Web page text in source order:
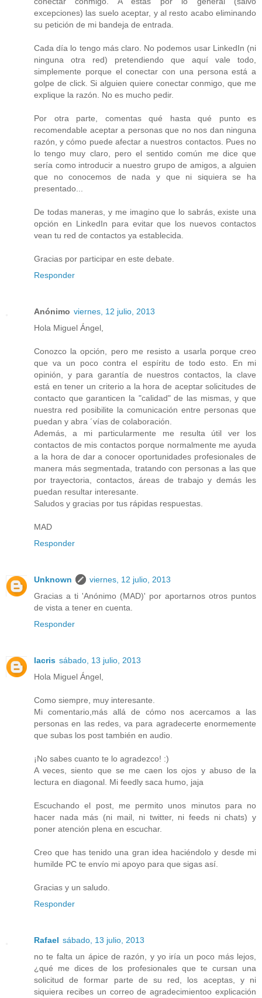
excepciones) las suelo aceptar, y al resto acabo eliminando
su petición de mi bandeja de entrada.
Cada día lo tengo más claro. No podemos usar LinkedIn (ni
ninguna otra red) pretendiendo que aquí vale todo,
simplemente porque el conectar con una persona está a
golpe de click. Si alguien quiere conectar conmigo, que me
explique la razón. No es mucho pedir.
Por otra parte, comentas qué hasta qué punto es
recomendable aceptar a personas que no nos dan ninguna
razón, y cómo puede afectar a nuestros contactos. Pues no
lo tengo muy claro, pero el sentido común me dice que
sería como introducir a nuestro grupo de amigos, a alguien
que no conocemos de nada y que ni siquiera se ha
presentado...
De todas maneras, y me imagino que lo sabrás, existe una
opción en LinkedIn para evitar que los nuevos contactos
vean tu red de contactos ya establecida.
Gracias por participar en este debate.
Responder
Anónimo viernes, 12 julio, 2013
Hola Miguel Ángel,
Conozco la opción, pero me resisto a usarla porque creo
que va un poco contra el espíritu de todo esto. En mi
opinión, y para garantía de nuestros contactos, la clave
está en tener un criterio a la hora de aceptar solicitudes de
contacto que garanticen la "calidad" de las mismas, y que
nuestra red posibilite la comunicación entre personas que
puedan y abra ´vías de colaboración.
Además, a mi particularmente me resulta útil ver los
contactos de mis contactos porque normalmente me ayuda
a la hora de dar a conocer oportunidades profesionales de
manera más segmentada, tratando con personas a las que
por trayectoria, contactos, áreas de trabajo y demás les
puedan resultar interesante.
Saludos y gracias por tus rápidas respuestas.
MAD
Responder
Unknown
viernes, 12 julio, 2013
Gracias a ti 'Anónimo (MAD)' por aportarnos otros puntos
de vista a tener en cuenta.
Responder
lacris sábado, 13 julio, 2013
Hola Miguel Ángel,
Como siempre, muy interesante.
Mi comentario,más allá de cómo nos acercamos a las
personas en las redes, va para agradecerte enormemente
que subas los post también en audio.
¡No sabes cuanto te lo agradezco! :)
A veces, siento que se me caen los ojos y abuso de la
lectura en diagonal. Mi feedly saca humo, jaja
Escuchando el post, me permito unos minutos para no
hacer nada más (ni mail, ni twitter, ni feeds ni chats) y
poner atención plena en escuchar.
Creo que has tenido una gran idea haciéndolo y desde mi
humilde PC te envío mi apoyo para que sigas así.
Gracias y un saludo.
Responder
Rafael sábado, 13 julio, 2013
no te falta un ápice de razón, y yo iría un poco más lejos,
¿qué me dices de los profesionales que te cursan una
solicitud de formar parte de su red, los aceptas, y ni
siquiera recibes un correo de agradecimientoo explicación